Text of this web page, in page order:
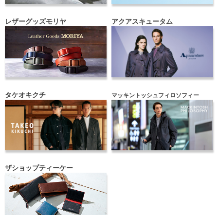
レザーグッズモリヤ アクアスキュータム
タケオキクチ マッキントッシュフィロソフィー
ザショップティーケー